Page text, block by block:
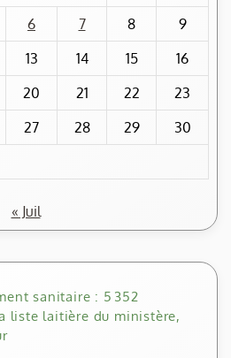
6 7 8
9
13 14 15
16
20 21 22
23
27 28 29
30
« Juil
sanitaire : 5 352
liste laitière du ministère,